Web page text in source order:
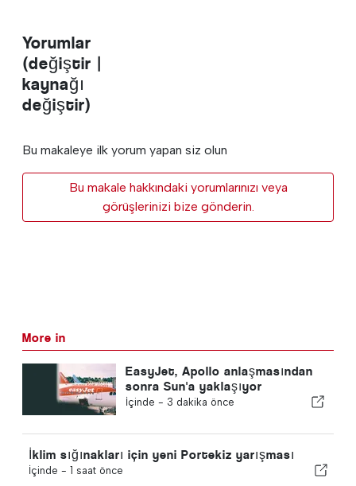
Yorumlar
(değiştir |
kaynağı
değiştir)
Bu makaleye ilk yorum yapan siz olun
Bu makale hakkındaki yorumlarınızı veya
görüşlerinizi bize gönderin.
More in
EasyJet, Apollo anlaşmasından
sonra Sun'a yaklaşıyor
İçinde - 3 dakika önce
İklim sığınakları için yeni Portekiz yarışması
İçinde - 1 saat önce